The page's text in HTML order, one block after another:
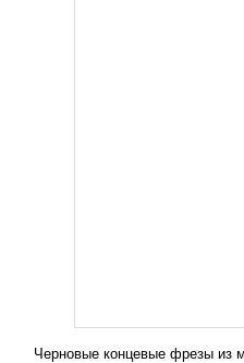
Черновые концевые фрезы из